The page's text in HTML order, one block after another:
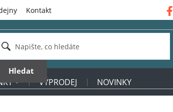
Kontakt
Hledat
VÝPRODEJ NOVINKY